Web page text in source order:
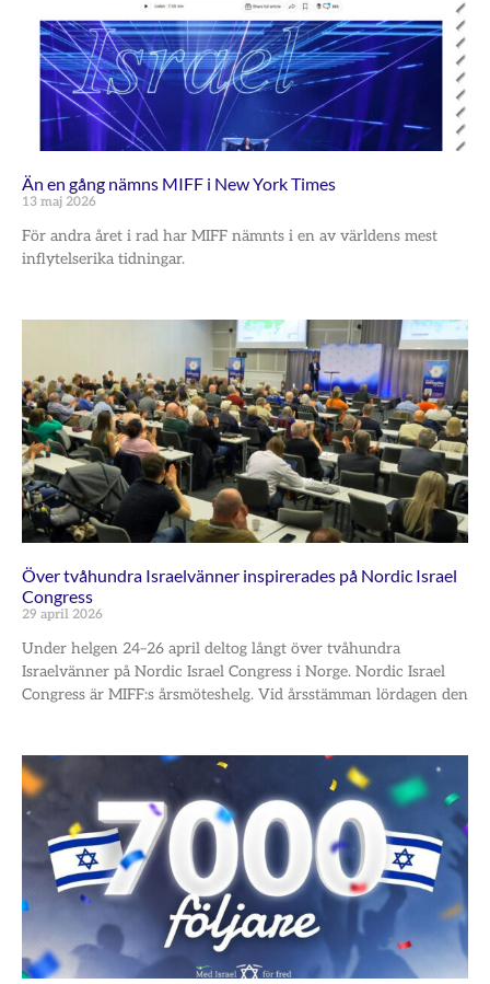
Än en gång nämns MIFF i New York Times
13 maj 2026
För andra året i rad har MIFF nämnts i en av världens mest
inflytelserika tidningar.
Över tvåhundra Israelvänner inspirerades på Nordic Israel
Congress
29 april 2026
Under helgen 24–26 april deltog långt över tvåhundra
Israelvänner på Nordic Israel Congress i Norge. Nordic Israel
Congress är MIFF:s årsmöteshelg. Vid årsstämman lördagen den